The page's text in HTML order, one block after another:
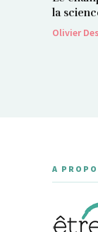
la
Olivier
A